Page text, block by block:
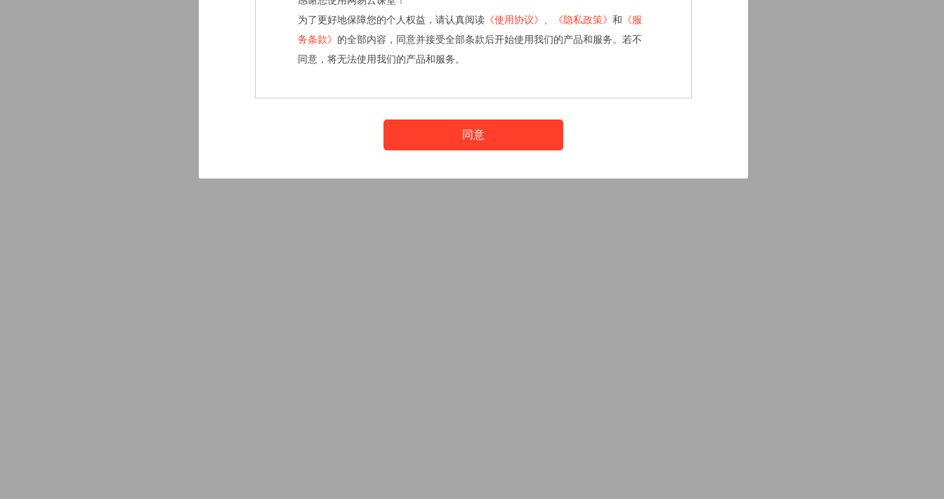
为了更好地保障您的个人权益，请认真阅读 《使用协议》 《隐私政策》 和 《服
务条款》 的全部内容，同意并接受全部条款后开始使用我们的产品和服务。若不
同意，将无法使用我们的产品和服务。
同意